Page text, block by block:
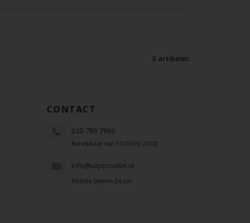
0 artikelen
CONTACT
020 786 7960
Bereikbaar van 10:00 tot 20:00
info@vaperoutlet.nl
Reactie binnen 24 uur